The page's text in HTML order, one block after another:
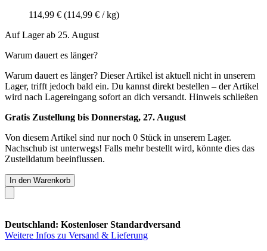
114,99 € (114,99 € / kg)
Auf Lager ab 25. August
Warum dauert es länger?
Warum dauert es länger? Dieser Artikel ist aktuell nicht in unserem
Lager, trifft jedoch bald ein. Du kannst direkt bestellen – der Artikel
wird nach Lagereingang sofort an dich versandt. Hinweis schließen
Gratis Zustellung bis Donnerstag, 27. August
Von diesem Artikel sind nur noch 0 Stück in unserem Lager.
Nachschub ist unterwegs! Falls mehr bestellt wird, könnte dies das
Zustelldatum beeinflussen.
In den Warenkorb
Deutschland: Kostenloser Standardversand
Weitere Infos zu Versand & Lieferung